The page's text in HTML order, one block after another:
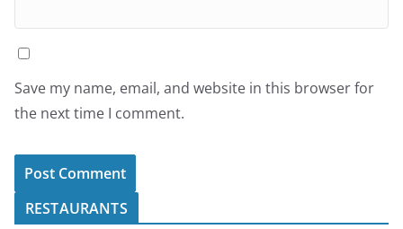
Save my name, email, and website in this browser for
the next time I comment.
RESTAURANTS